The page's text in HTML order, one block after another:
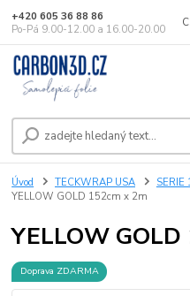
+420 605 36 88 86
Po-Pá 9.00-12.00 a 16.00-20.00
Úvod TECKWRAP USA SERIE
YELLOW GOLD 152cm x 2m
YELLOW
Doprava ZDARMA